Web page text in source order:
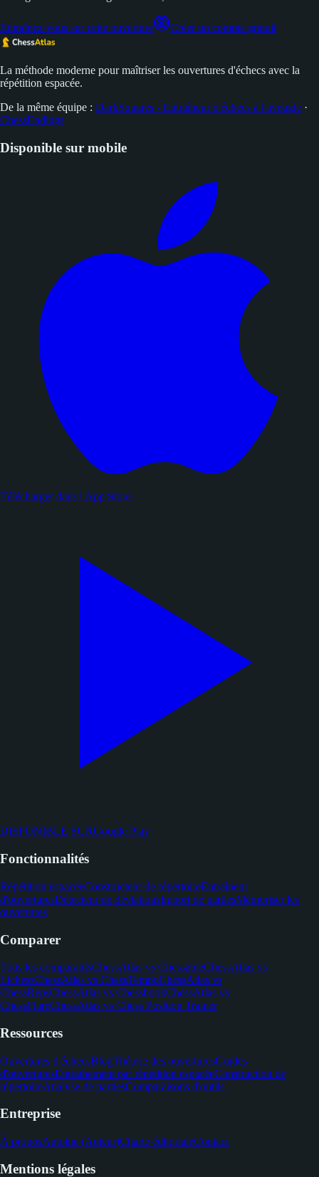
Entraînez-vous sur cette ouverture Créer un compte gratuit
La méthode moderne pour maîtriser les ouvertures d'échecs avec la
répétition espacée.
De la même équipe : DarkSquares - Entraîneur d'échecs à l'aveugle ·
ChessEndings
Disponible sur mobile
Télécharger dans l'App Store
DISPONIBLE SURGoogle Play
Fonctionnalités
Répétition espacéeConstructeur de répertoireEntraîneur
d'ouverturesDétecteur de déviationsImport de partiesMémoriser les
ouvertures
Comparer
Tous les comparatifsChessAtlas vs ChessableChessAtlas vs
LichessChessAtlas vs ChessTempoChessAtlas vs
ChessRepsChessAtlas vs ChessbookChessAtlas vs
ChessFlareChessAtlas vs Chess Position Trainer
Ressources
Ouvertures d'échecsBlogThéorie des ouverturesGuides
d'ouverturesEntraînement par répétition espacéeConstruction de
répertoireAnalyse de partiesComparaisons d'outils
Entreprise
À proposAntoine (Auteur)Charte éditorialeContact
Mentions légales